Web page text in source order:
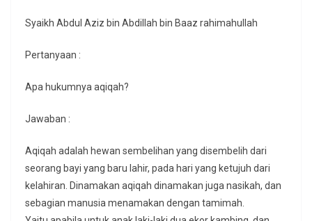
Syaikh Abdul Aziz bin Abdillah bin Baaz rahimahullah
Pertanyaan :
Apa hukumnya aqiqah?
Jawaban :
Aqiqah adalah hewan sembelihan yang disembelih dari
seorang bayi yang baru lahir, pada hari yang ketujuh dari
kelahiran. Dinamakan aqiqah dinamakan juga nasikah, dan
sebagian manusia menamakan dengan tamimah.